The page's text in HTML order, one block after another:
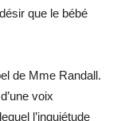
que le bébé
de Mme Randall.
voix
l’inquiétude